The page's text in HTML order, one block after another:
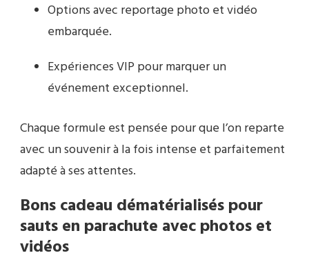
Options avec reportage photo et vidéo
embarquée.
Expériences VIP pour marquer un
événement exceptionnel.
Chaque formule est pensée pour que l’on reparte
avec un souvenir à la fois intense et parfaitement
adapté à ses attentes.
Bons cadeau dématérialisés pour
sauts en parachute avec photos et
vidéos